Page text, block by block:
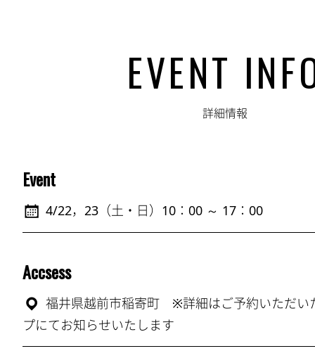
EVENT
詳細情報
Event
4/22，23（土・日）10：00 ～ 17：00
Accsess
福井県越前市稲寄町 ※詳細はご予約いただい
プにてお知らせいたします